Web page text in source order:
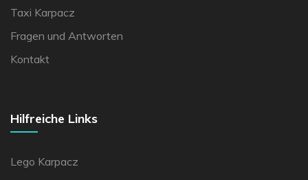
Taxi Karpacz
Fragen und Antworten
Kontakt
Hilfreiche Links
Lego Karpacz